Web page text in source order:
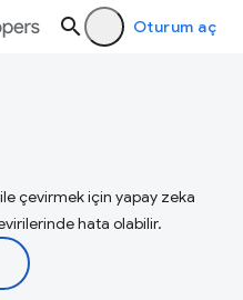
Oturum aç
çevirmek için yapay zeka
hata olabilir.